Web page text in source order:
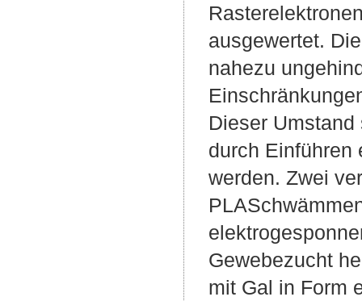
ausgewertet.
nahezu
Dieser
durch Einführen
werden. Zwei
Gewebezucht
mit Gal in Form